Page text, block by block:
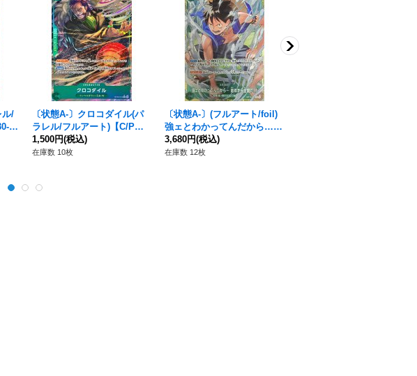
ル/
0
〔状態A-〕クロコダイル(パ
ラレル/フルアート)【C/P】
{ST30-010}
1,500円(税込)
在庫数 10枚
〔状態A-〕(フルアート/foil)
強ェとわかってんだから…
始めから全開だ!!!(illust:otto
n)【R】{OP13-040}
3,680円(税込)
在庫数 12枚